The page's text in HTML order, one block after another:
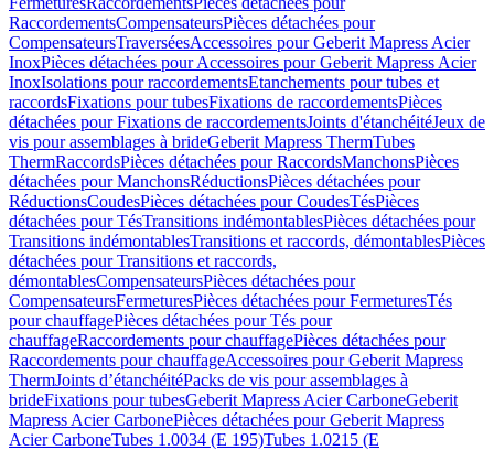
RaccordementsCompensateursPièces détachées pour
CompensateursTraverséesAccessoires pour Geberit Mapress Acier
InoxPièces détachées pour Accessoires pour Geberit Mapress Acier
InoxIsolations pour raccordementsEtanchements pour tubes et
raccordsFixations pour tubesFixations de raccordementsPièces
détachées pour Fixations de raccordementsJoints d'étanchéitéJeux de
vis pour assemblages à brideGeberit Mapress ThermTubes
ThermRaccordsPièces détachées pour RaccordsManchonsPièces
détachées pour ManchonsRéductionsPièces détachées pour
RéductionsCoudesPièces détachées pour CoudesTésPièces
détachées pour TésTransitions indémontablesPièces détachées pour
Transitions indémontablesTransitions et raccords, démontablesPièces
détachées pour Transitions et raccords,
démontablesCompensateursPièces détachées pour
CompensateursFermeturesPièces détachées pour FermeturesTés
pour chauffagePièces détachées pour Tés pour
chauffageRaccordements pour chauffagePièces détachées pour
Raccordements pour chauffageAccessoires pour Geberit Mapress
ThermJoints d’étanchéitéPacks de vis pour assemblages à
brideFixations pour tubesGeberit Mapress Acier CarboneGeberit
Mapress Acier CarbonePièces détachées pour Geberit Mapress
Acier CarboneTubes 1.0034 (E 195)Tubes 1.0215 (E